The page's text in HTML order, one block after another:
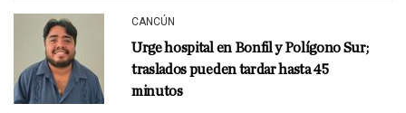
CANCÚN
Urge hospital en Bonfil y Polígono Sur;
traslados pueden tardar hasta 45
minutos